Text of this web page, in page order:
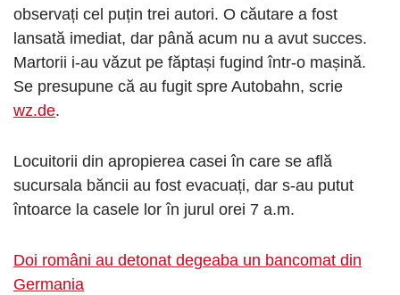
observați cel puțin trei autori. O căutare a fost
lansată imediat, dar până acum nu a avut succes.
Martorii i-au văzut pe făptași fugind într-o mașină.
Se presupune că au fugit spre Autobahn, scrie
wz.de.
Locuitorii din apropierea casei în care se află
sucursala băncii au fost evacuați, dar s-au putut
întoarce la casele lor în jurul orei 7 a.m.
Doi români au detonat degeaba un bancomat din
Germania